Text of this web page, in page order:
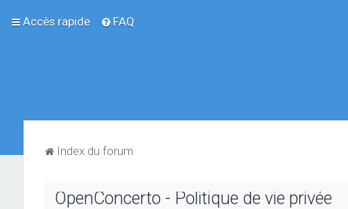
Accès rapide FAQ
Index du forum
OpenConcerto - Politique de vie privée